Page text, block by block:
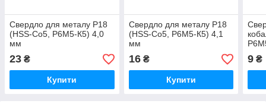
Свердло для металу Р18
(HSS-Co5, Р6М5-К5) 4,0
мм
23 ₴
Купити
Свердло для металу Р18
(HSS-Co5, Р6М5-К5) 4,1
мм
16₴
Купити
9 ₴